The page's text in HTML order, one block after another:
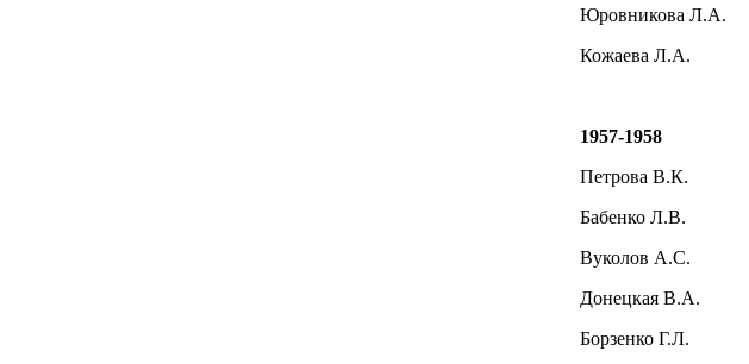
Юровникова Л.А.
Кожаева Л.А.
1957-1958
Петрова В.К.
Бабенко Л.В.
Вуколов А.С.
Донецкая В.А.
Борзенко Г.Л.